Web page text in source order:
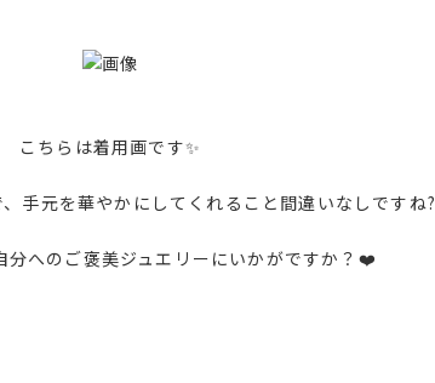
こちらは着用画です✨
手元を華やかにしてくれること間違いなしですね?
分へのご褒美ジュエリーにいかがですか？❤️